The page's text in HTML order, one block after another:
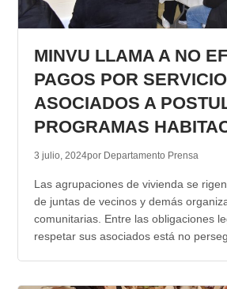
MINVU LLAMA A NO
PAGOS POR
ASOCIADOS A
PROGRAMAS
3 julio, 2024por Departamento Prensa
Las agrupaciones de vivienda se
de juntas de vecinos y demás
comunitarias. Entre las obligaciones
respetar sus asociados está no